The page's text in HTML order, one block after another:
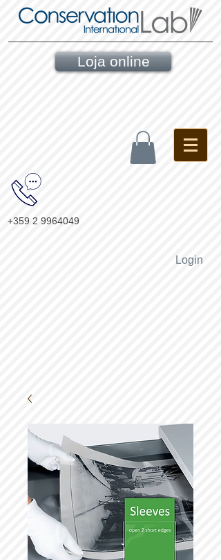
Loja online
+359 2 9964049
Login